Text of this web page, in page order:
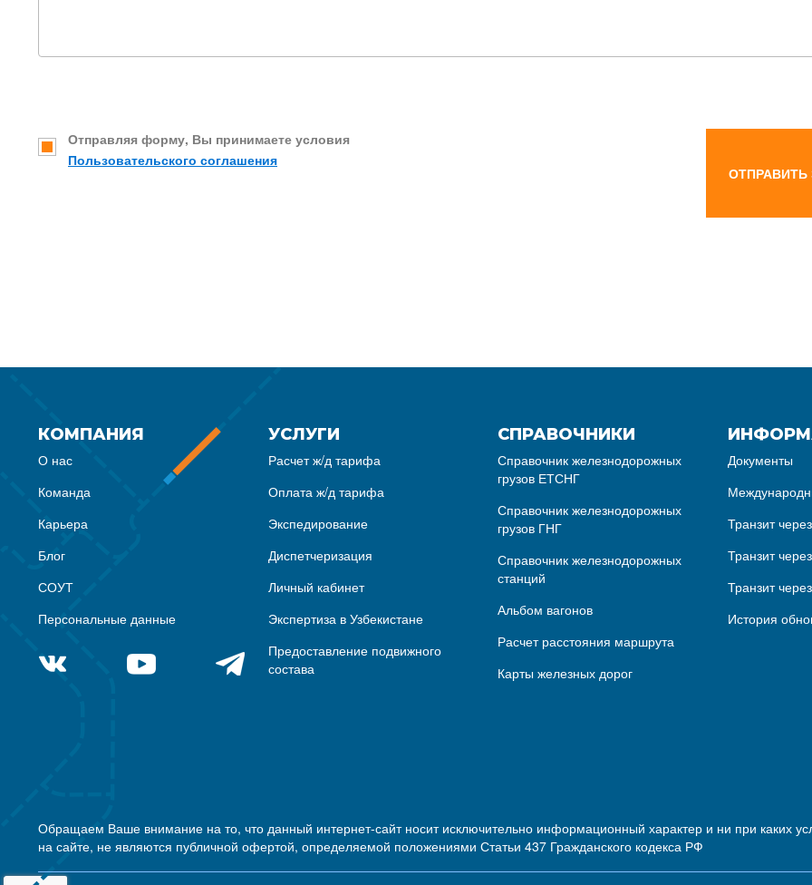
Отправляя форму, Вы принимаете условия
Пользовательского соглашения
ОТПРАВИТЬ
КОМПАНИЯ
О нас
Команда
Карьера
Блог
СОУТ
Персональные данные
УСЛУГИ
Расчет ж/д тарифа
Оплата ж/д тарифа
Экспедирование
Диспетчеризация
Личный кабинет
Экспертиза в Узбекистане
Предоставление подвижного
состава
СПРАВОЧНИКИ
Справочник железнодорожных
грузов ЕТСНГ
Справочник железнодорожных
грузов ГНГ
Справочник железнодорожных
станций
Альбом вагонов
Расчет расстояния маршрута
Карты железных дорог
Документы
Транзит
Транзит
Транзит
История
Обращаем Ваше внимание на то, что данный интернет-сайт носит исключительно информационный характер и ни при
на сайте, не являются публичной офертой, определяемой положениями Статьи 437 Гражданского кодекса РФ